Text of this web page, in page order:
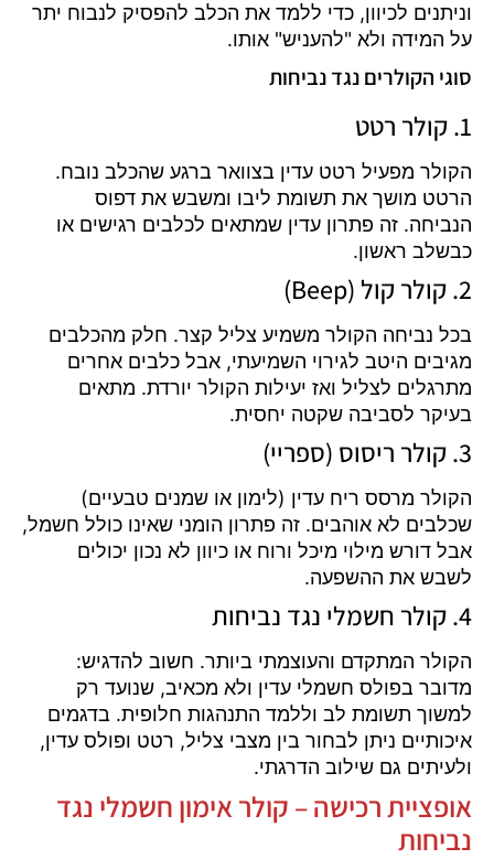
וניתנים לכיוון, כדי ללמד את הכלב להפסיק לנבוח יתר
על המידה ולא "להעניש" אותו.
סוגי הקולרים נגד נביחות
1. קולר רטט
הקולר מפעיל רטט עדין בצוואר ברגע שהכלב נובח.
הרטט מושך את תשומת ליבו ומשבש את דפוס
הנביחה. זה פתרון עדין שמתאים לכלבים רגישים או
כבשלב ראשון.
2. קולר קול (Beep)
בכל נביחה הקולר משמיע צליל קצר. חלק מהכלבים
מגיבים היטב לגירוי השמיעתי, אבל כלבים אחרים
מתרגלים לצליל ואז יעילות הקולר יורדת. מתאים
בעיקר לסביבה שקטה יחסית.
3. קולר ריסוס (ספריי)
הקולר מרסס ריח עדין (לימון או שמנים טבעיים)
שכלבים לא אוהבים. זה פתרון הומני שאינו כולל חשמל,
אבל דורש מילוי מיכל ורוח או כיוון לא נכון יכולים
לשבש את ההשפעה.
4. קולר חשמלי נגד נביחות
הקולר המתקדם והעוצמתי ביותר. חשוב להדגיש:
מדובר בפולס חשמלי עדין ולא מכאיב, שנועד רק
למשוך תשומת לב וללמד התנהגות חלופית. בדגמים
איכותיים ניתן לבחור בין מצבי צליל, רטט ופולס עדין,
ולעיתים גם שילוב הדרגתי.
אופציית רכישה – קולר אימון חשמלי נגד
נביחות